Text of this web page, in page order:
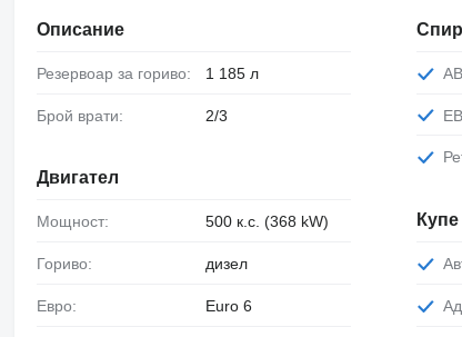
Описание
Резервоар за гориво: 1 185 л
Брой врати: 2/3
Двигател
Мощност: 500 к.с. (368 kW)
Гориво: дизел
Евро: Euro 6